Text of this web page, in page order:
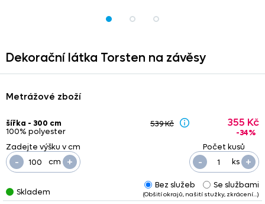
Dekorační látka Torsten na závěsy
Metrážové zboží
šířka - 300 cm
100% polyester
cm +
- ks +
-
539 Kč 355 Kč
-34%
Skladem
Bez služeb Se službami
(Obšití okrajů, našití stužky, zkrácení…)